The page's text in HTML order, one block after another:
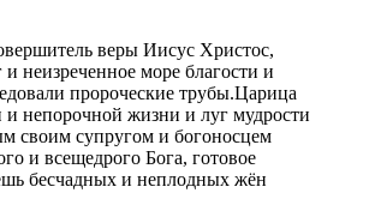
веры Иисус Христос,
неизреченное море благости и
пророческие трубы.Царица
и непорочной жизни и луг мудрости
своим супругом и богоносцем
и всещедрого Бога, готовое
бесчадных и неплодных жён